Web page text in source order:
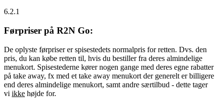
6.2.1
Førpriser på R2N Go:
De oplyste førpriser er spisestedets normalpris for retten. Dvs. den
pris, du kan købe retten til, hvis du bestiller fra deres almindelige
menukort. Spisestederne kører nogen gange med deres egne rabatter
på take away, fx med et take away menukort der generelt er billigere
end deres almindelige menukort, samt andre særtilbud - dette tager
vi ikke højde for.